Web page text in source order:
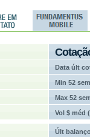
Data últ
Min 52 sem
Max 52
Vol $ méd
Últ